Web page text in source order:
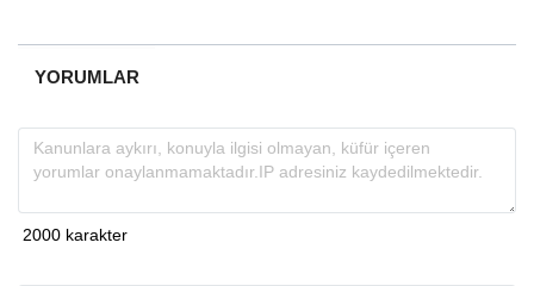
YORUMLAR